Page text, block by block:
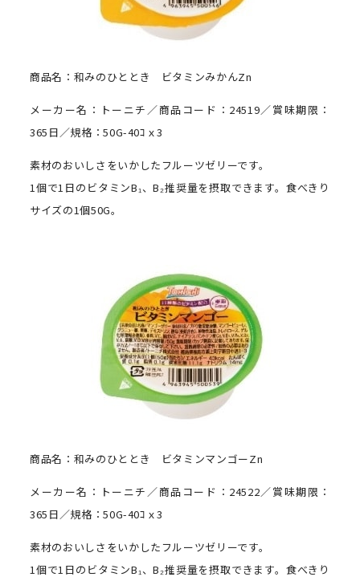
商品名：和みのひととき ビタミンみかんZn
メーカー名：トーニチ／商品コード：24519／賞味期限：
365日／規格：50G-40ｺｘ3
素材のおいしさをいかしたフルーツゼリーです。
1個で1日のビタミンB₁、B₂推奨量を摂取できます。食べきり
サイズの1個50G。
商品名：和みのひととき ビタミンマンゴーZn
メーカー名：トーニチ／商品コード：24522／賞味期限：
365日／規格：50G-40ｺｘ3
素材のおいしさをいかしたフルーツゼリーです。
1個で1日のビタミンB₁、B₂推奨量を摂取できます。食べきり